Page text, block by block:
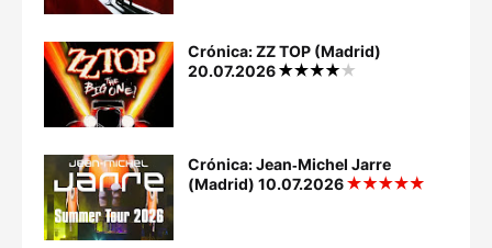
Crónica: ZZ TOP (Madrid)
20.07.2026
Crónica: Jean‐Michel Jarre
(Madrid) 10.07.2026